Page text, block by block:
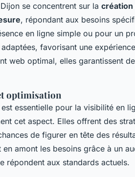
se concentrent sur la
, répondant aux besoins
en ligne simple ou pour un
favorisant une
web optimal, elles garantissent
optimisation
est essentielle pour la visibilité en
cet aspect. Elles offrent des
de figurer en tête des
en amont les besoins grâce à un
répondent aux standards actuels.